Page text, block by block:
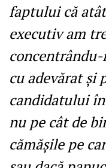
faptului că
executiv am
concentrându-
cu adevărat și
candidatului
nu pe cât de
cămășile pe